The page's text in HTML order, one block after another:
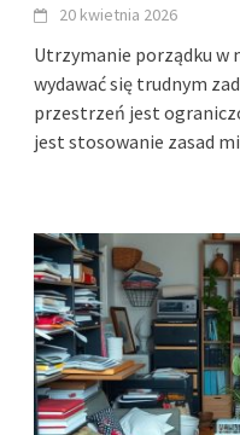
20 kwietnia 2026
Utrzymanie porządku w
wydawać się trudnym
przestrzeń jest
jest stosowanie zasad